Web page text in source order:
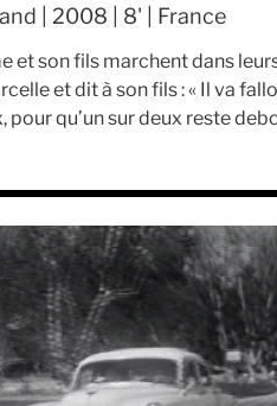
| 2008 | 8' | France
et son fils marchent dans
et dit à son fils : « Il va
pour qu’un sur deux reste